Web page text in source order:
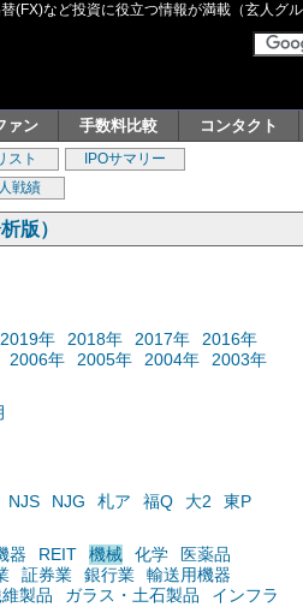
など投資に役立つ情報が満載（玄人グ
ァン 手数料比較 コンタクト
スト
IPOサマリー
戦績
版）
2019年 2018年 2017年
2016年
2006年 2005年 2004年
2003年
NJS NJG 札ア 福Q 大2
東P
器 REIT 機械 化学
医薬品
証券業 銀行業
輸送用機器
製品 ガラス・土石製品
インフラ